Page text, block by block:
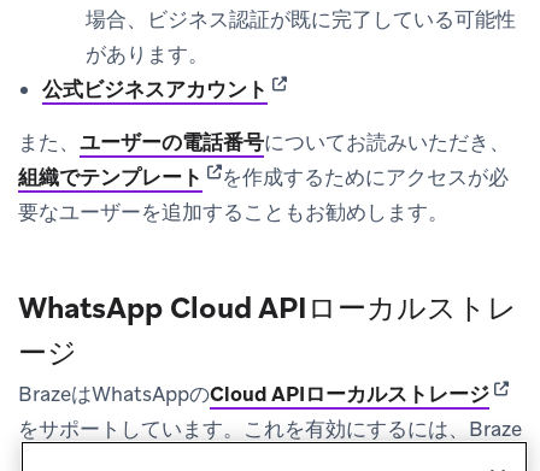
場合、ビジネス認証が既に完了している可能性
があります。
公式ビジネスアカウント (opens in new tab)
また、 ユーザーの電話番号についてお読みいただき、
組織でテンプレート (opens in new tab)
を作成するためにアクセスが必
要なユーザーを追加することもお勧めします。
WhatsApp Cloud APIローカルストレ
ージ
BrazeはWhatsAppのCloud APIローカルストレージ
をサポートしています。これを有効にするには、Braze
カスタマーサポートマネージャーにお問い合わせくだ